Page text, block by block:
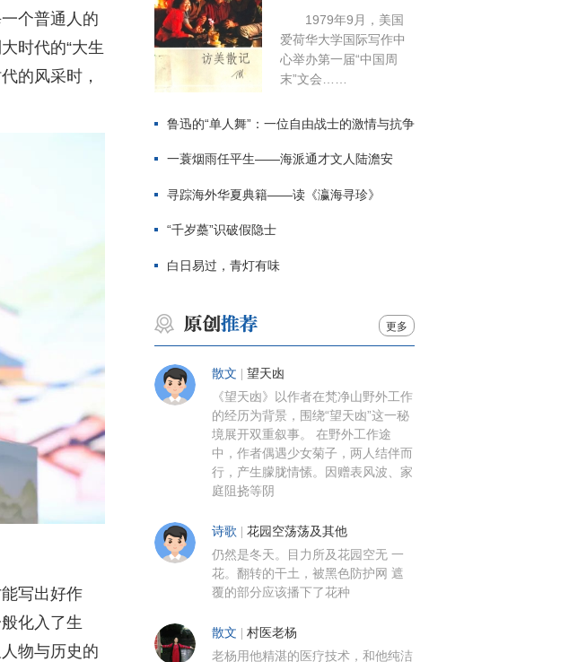
个普通人的
时代的“大生
的风采时，
写出好作
化入了生
物与历史的
1979年9月，美国
爱荷华大学国际写作中
心举办第一届“中国周
末”文会……
鲁迅的“单人舞”：一位自由战士的激情与抗争
一蓑烟雨任平生——海派通才文人陆澹安
寻踪海外华夏典籍——读《瀛海寻珍》
“千岁蘽”识破假隐士
白日易过，青灯有味
更多
散文 望天凼
《望天凼》以作者在梵净山野外工作
的经历为背景，围绕“望天凼”这一秘
境展开双重叙事。 在野外工作途
中，作者偶遇少女菊子，两人结伴而
行，产生朦胧情愫。因赠表风波、家
庭阻挠等阴
诗歌 花园空荡荡及其他
仍然是冬天。目力所及花园空无 一
花。翻转的干土，被黑色防护网 遮
覆的部分应该播下了花种
散文 村医老杨
老杨用他精湛的医疗技术，和他纯洁